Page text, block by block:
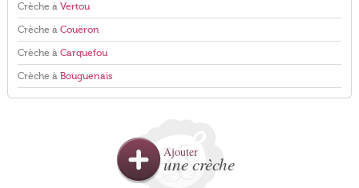
Crèche à Vertou
Crèche à Couëron
Crèche à Carquefou
Crèche à Bouguenais
Ajouter
une crèche